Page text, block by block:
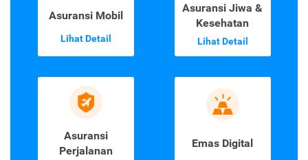
Asuransi Mobil
Lihat Detail
Asuransi Jiwa &
Kesehatan
Lihat Detail
Asuransi
Perjalanan
Emas Digital